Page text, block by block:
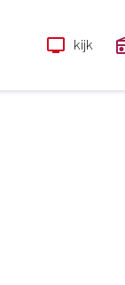
kijk